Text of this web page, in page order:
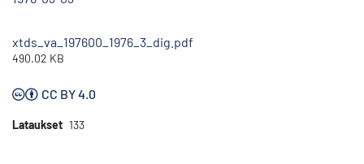
xtds_va_197600_1976_3_dig.pdf
490.02 KB
CC BY 4.0
Lataukset 133